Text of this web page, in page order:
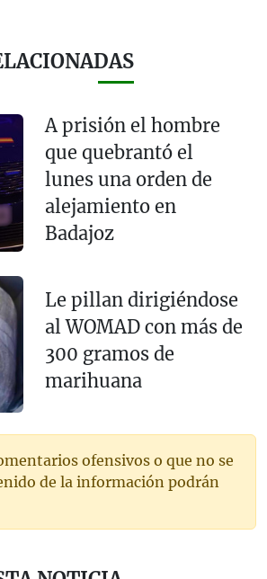
A prisión el hombre
que quebrantó el
lunes una orden de
alejamiento en
Badajoz
Le pillan dirigiéndose
al WOMAD con más de
300 gramos de
marihuana
ofensivos o que no se
de la información podrán